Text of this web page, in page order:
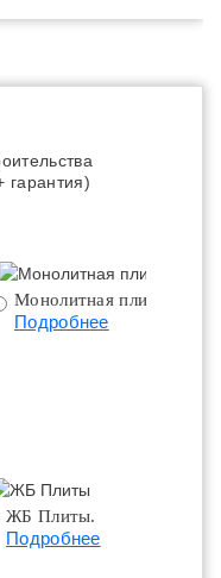
гарантия)
Монолитная плита.
Подробнее
ЖБ Плиты.
Подробнее